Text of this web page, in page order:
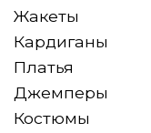
Жакеты
Кардиганы
Платья
Джемперы
Костюмы